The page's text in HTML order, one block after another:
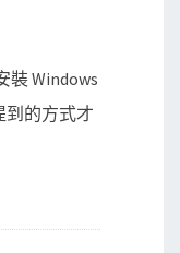
裝 Windows
到的方式才